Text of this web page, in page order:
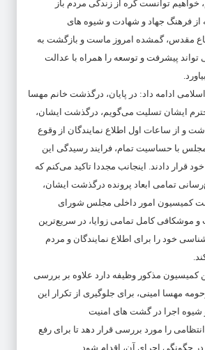
خواهیم توانست گره از زندگی مردم باز
از فرهنگ جهاد و شهادت و شیوه های
مقدس، گمشده امروز ماست و بازگشت به
تواند پیشرفت و توسعه را همراه با عدالت
ادامه داد: در پایان، درگذشت خانم مهسا
ایشان تسلیت می‌گویم، درگذشت ایشان،
و از ساعات اول اطلاع نمایندگان از وقوع
مجلس با حساسیت تمام، فرایند رسیدگی این
قرار دادند. اینجانب مجددا تاکید می‌کنم که
تمامی ابعاد پرونده درگذشت ایشان،
کمیسیون امور داخلی مجلس شورای
و موشکافی کامل تمامی زوایا، در سریع‌ترین
خود را برای اطلاع نمایندگان و مردم
کمیسیون مذکور وظیفه دارد علاوه بر بررسی
مهسا امینی، برای جلوگیری از تکرار این
و شیوه اجرا در گشت های امنیت
را مورد بررسی قرار دهد تا برای رفع
چگونگی اجرای آن، اقدام شود.